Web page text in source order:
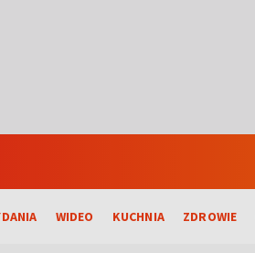
WIDEO KUCHNIA ZDROWIE